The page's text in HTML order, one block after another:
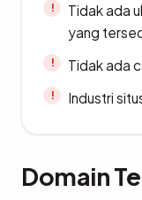
Tidak ada
yang
Tidak ada
Industri
Domain